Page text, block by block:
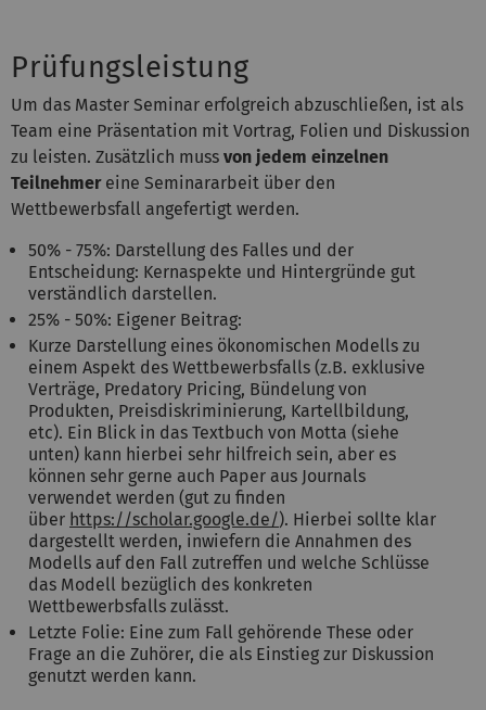
Prüfungsleistung
Um das Master Seminar erfolgreich abzuschließen, ist als
Team eine Präsentation mit Vortrag, Folien und Diskussion
zu leisten. Zusätzlich muss von jedem einzelnen
Teilnehmereine Seminararbeit über den
Wettbewerbsfall angefertigt werden.
50% - 75%: Darstellung des Falles und der
Entscheidung: Kernaspekte und Hintergründe gut
verständlich darstellen.
25% - 50%: Eigener Beitrag:
Kurze Darstellung eines ökonomischen Modells zu
einem Aspekt des Wettbewerbsfalls (z.B. exklusive
Verträge, Predatory Pricing, Bündelung von
Produkten, Preisdiskriminierung, Kartellbildung,
etc). Ein Blick in das Textbuch von Motta (siehe
unten) kann hierbei sehr hilfreich sein, aber es
können sehr gerne auch Paper aus Journals
verwendet werden (gut zu finden
über https://scholar.google.de/). Hierbei sollte klar
dargestellt werden, inwiefern die Annahmen des
Modells auf den Fall zutreffen und welche Schlüsse
das Modell bezüglich des konkreten
Wettbewerbsfalls zulässt.
Letzte Folie: Eine zum Fall gehörende These oder
Frage an die Zuhörer, die als Einstieg zur Diskussion
genutzt werden kann.